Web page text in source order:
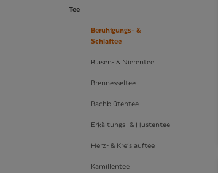
Tee
Beruhigungs- &
Schlaftee
Blasen- & Nierentee
Brennesseltee
Bachblütentee
Erkältungs- & Hustentee
Herz- & Kreislauftee
Kamillentee